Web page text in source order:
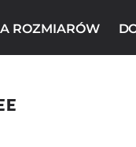
ROZMIARÓW